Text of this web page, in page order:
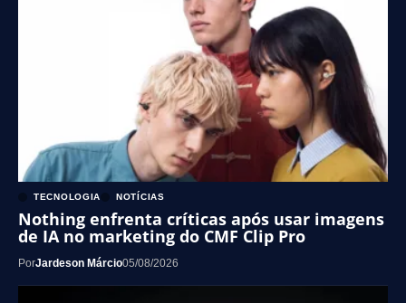
TECNOLOGIA NOTÍCIAS
Nothing enfrenta críticas após usar imagens
de IA no marketing do CMF Clip Pro
PorJardeson Márcio05/08/2026